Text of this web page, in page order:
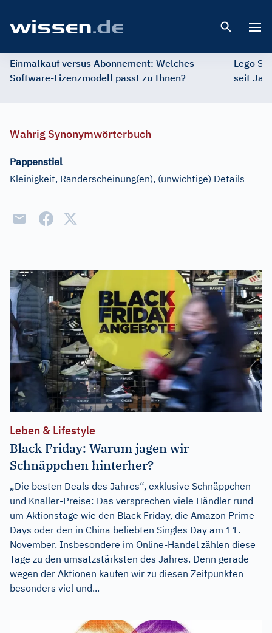
Einmalkauf versus Abonnement: Welches
Software-Lizenzmodell passt zu Ihnen?
Lego
seit
Wahrig Synonymwörterbuch
Pappenstiel
Kleinigkeit, Randerscheinung(en), (unwichtige) Details
Leben & Lifestyle
Black Friday: Warum jagen wir
Schnäppchen hinterher?
„Die besten Deals des Jahres“, exklusive Schnäppchen
und Knaller-Preise: Das versprechen viele Händler rund
um Aktionstage wie den Black Friday, die Amazon Prime
Days oder den in China beliebten Singles Day am 11.
November. Insbesondere im Online-Handel zählen diese
Tage zu den umsatzstärksten des Jahres. Denn gerade
wegen der Aktionen kaufen wir zu diesen Zeitpunkten
besonders viel und...